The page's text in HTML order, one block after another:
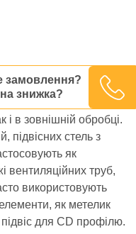
замовлення?
знижка?
застосовується
і в зовнішній обробці.
підвісних стель з
як
вентиляційних труб,
використовують
як метелик
для СD профілю.